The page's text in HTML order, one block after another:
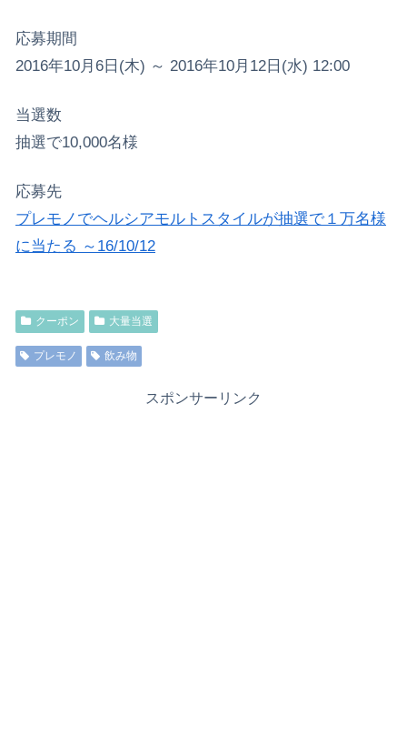
応募期間
2016年10月6日(木) ～ 2016年10月12日(水) 12:00
当選数
抽選で10,000名様
応募先
プレモノでヘルシアモルトスタイルが抽選で１万名様
に当たる ～16/10/12
クーポン 大量当選
プレモノ 飲み物
スポンサーリンク